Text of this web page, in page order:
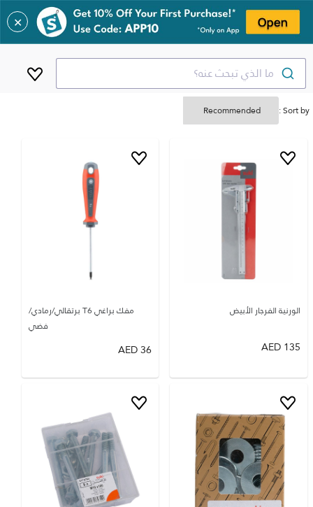
✕
ما الذي تبحث عنه؟
Sort by :
الورنية الفرجار الأبيض
135
AED
مفك براغي T6 برتقالي/رمادي/
فضي
36
AED